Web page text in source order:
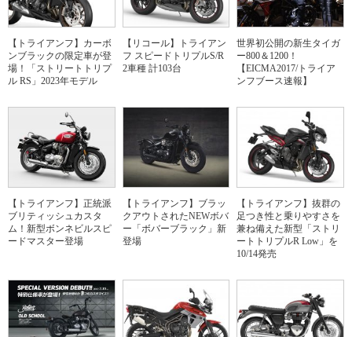
【トライアンフ】カーボ
ンブラックの限定車が登
場！「ストリートトリプ
ル RS」2023年モデル
【リコール】トライアン
フ スピードトリプルS/R
2車種 計103台
世界初公開の新生タイガ
ー800＆1200！
【EICMA2017/トライア
ンフブース速報】
【トライアンフ】正統派
ブリティッシュカスタ
ム！新型ボンネビルスピ
ードマスター登場
【トライアンフ】ブラッ
クアウトされたNEWボバ
ー「ボバーブラック」新
登場
【トライアンフ】抜群の
足つき性と乗りやすさを
兼ね備えた新型「ストリ
ートトリプルR Low」を
10/14発売